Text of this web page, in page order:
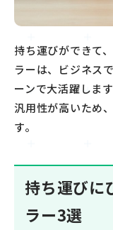
持ち運びができて
ラーは、ビジネス
ーンで大活躍します
汎用性が高いため
す。
持ち運びに
ラー3選